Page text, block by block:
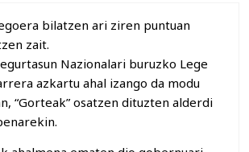
bilatzen ari ziren puntuan
zait.
Nazionalari buruzko Lege
azkartu ahal izango da modu
“Gorteak” osatzen dituzten alderdi